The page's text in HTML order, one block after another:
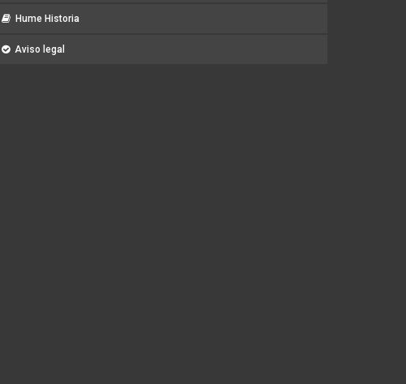
Hume Historia
Aviso legal